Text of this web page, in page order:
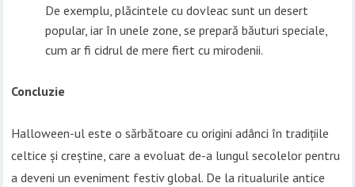
De exemplu, plăcintele cu dovleac sunt un desert
popular, iar în unele zone, se prepară băuturi speciale,
cum ar fi cidrul de mere fiert cu mirodenii.
Concluzie
Halloween-ul este o sărbătoare cu origini adânci în tradițiile
celtice și creștine, care a evoluat de-a lungul secolelor pentru
a deveni un eveniment festiv global. De la ritualurile antice